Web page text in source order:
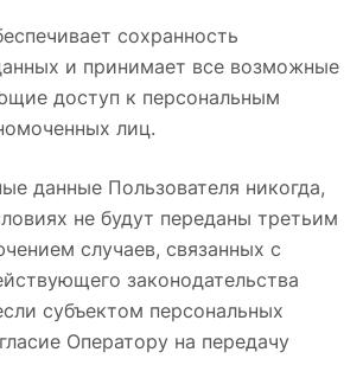
сохранность
и принимает все возможные
доступ к персональным
лиц.
данные Пользователя никогда,
не будут переданы третьим
случаев, связанных с
законодательства
субъектом персональных
Оператору на передачу